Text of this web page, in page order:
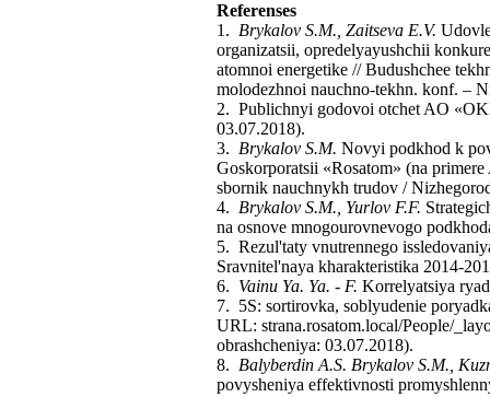
Referenses
1. Brykalov S.M., Zaitseva E.V.
organizatsii, opredelyayushchii
atomnoi energetike // Budushchee
molodezhnoi nauchno-tekhn. konf. –
2. Publichnyi godovoi otchet AO
03.07.2018).
3. Brykalov S.M. Novyi podkhod k
Goskorporatsii «Rosatom» (na
sbornik nauchnykh trudov /
4. Brykalov S.M., Yurlov F.F.
na osnove mnogourovnevogo
5. Rezul'taty vnutrennego
Sravnitel'naya kharakteristika 2014-
6. Vainu Ya. Ya. - F. Korrelyatsiya
7. 5S: sortirovka, soblyudenie
URL: strana.rosatom.local/People/
obrashcheniya: 03.07.2018).
8. Balyberdin A.S. Brykalov S.M.,
povysheniya effektivnosti